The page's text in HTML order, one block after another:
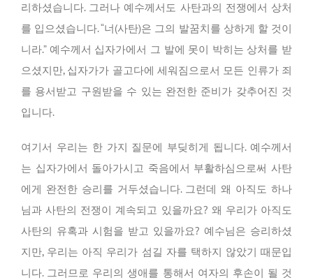
리하셨습니다. 그러나 예수께서도 사탄과의 전쟁에서 상처
를 입으셨습니다. “너(사탄)은 그의 발꿈치를 상하게 할 것이
니라.” 예수께서 십자가에서 그 발에 못이 박히는 상처를 받
으셨지만, 십자가가 골고다에 세워짐으로서 모든 인류가 죄
를 용서받고 구원받을 수 있는 완전한 준비가 갖추어진 것
입니다.
여기서 우리는 한 가지 질문에 부딪히게 됩니다. 예수께서
는 십자가에서 돌아가시고 죽음에서 부활하심으로써 사탄
에게 완전한 승리를 거두셨습니다. 그런데 왜 아직도 하나
님과 사탄의 전쟁이 계속되고 있을까요? 왜 우리가 아직도
사탄의 유혹과 시험을 받고 있을까요? 예수님은 승리하셨
지만, 우리는 아직 우리가 섬길 자를 택하지 않았기 때문입
니다. 그러므로 우리의 생애를 통해서 여자의 후손이 될 것